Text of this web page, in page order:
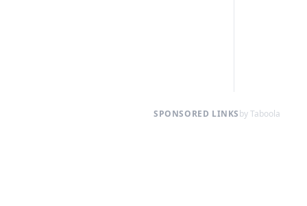
SPONSORED LINKSby Taboola